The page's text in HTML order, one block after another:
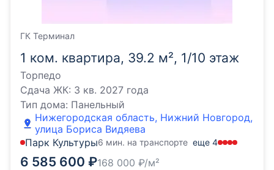
1 ком. квартира, 39.2 м², 1/10 этаж
Торпедо
Сдача ЖК: 3 кв. 2027 года
Тип дома: Панельный
Нижегородская область, Нижний Новгород,
улица Бориса Видяева
Парк Культуры6 мин. на транспорте еще 4
6 585 600 ₽168 000 ₽/м²
ГК Терминал